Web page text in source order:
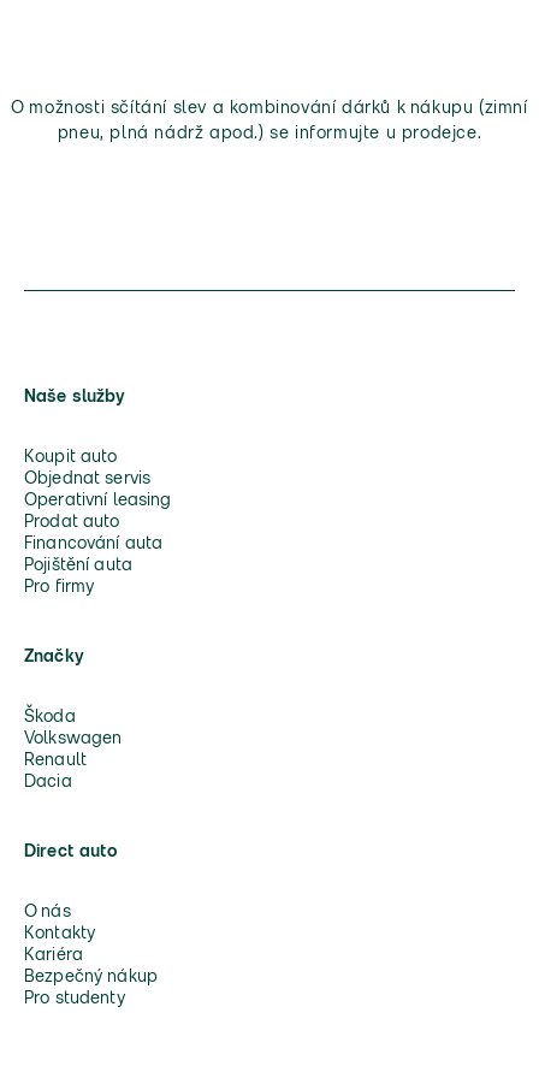
O možnosti sčítání slev a kombinování dárků k nákupu (zimní
pneu, plná nádrž apod.) se informujte u prodejce.
Naše služby
Koupit auto
Objednat servis
Operativní leasing
Prodat auto
Financování auta
Pojištění auta
Pro firmy
Značky
Škoda
Volkswagen
Renault
Dacia
Direct auto
O nás
Kontakty
Kariéra
Bezpečný nákup
Pro studenty